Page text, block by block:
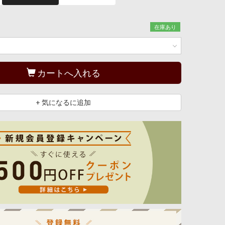
在庫あり
カートへ入れる
+ 気になるに追加